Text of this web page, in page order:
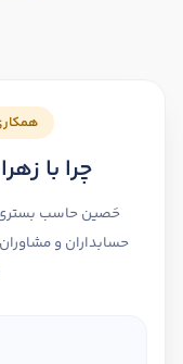
چرا با
حَصین حاسب بستری
حسابداران و